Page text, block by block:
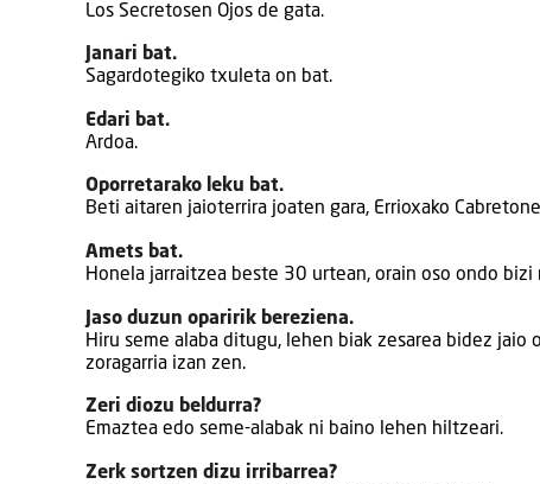
Los Secretosen Ojos de gata.
Janari bat.
Sagardotegiko txuleta on bat.
Edari bat.
Ardoa.
Oporretarako leku bat.
Beti aitaren jaioterrira joaten gara, Errioxako
Amets bat.
Honela jarraitzea beste 30 urtean, orain oso ondo bizi
Jaso duzun oparirik bereziena.
Hiru seme alaba ditugu, lehen biak zesarea bidez
zoragarria izan zen.
Zeri diozu beldurra?
Emaztea edo seme-alabak ni baino lehen hiltzeari.
Zerk sortzen dizu irribarrea?